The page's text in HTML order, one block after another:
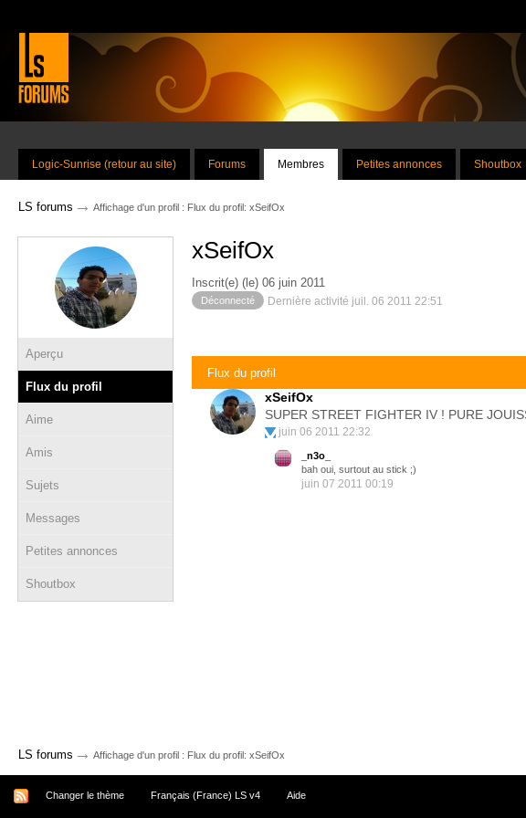
Logic-Sunrise (retour au site) Forums Membres Petites annonces Shoutbox
LS forums → Affichage d'un profil : Flux du profil: xSeifOx
Aperçu
Flux du profil
Aime
Amis
Sujets
Messages
Petites annonces
Shoutbox
xSeifOx
Inscrit(e) (le) 06 juin 2011
Déconnecté Dernière activité juil. 06 2011 22:51
Flux du profil
xSeifOx
SUPER STREET FIGHTER IV ! PURE
juin 06 2011 22:32
_n3o_
bah oui, surtout au stick ;)
juin 07 2011 00:19
LS forums → Affichage d'un profil : Flux du profil: xSeifOx
Changer le thème Français (France) LS v4 Aide